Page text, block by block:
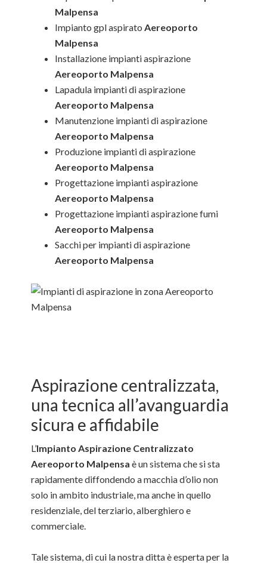
Malpensa
Impianto gpl aspirato Aereoporto
Malpensa
Installazione impianti aspirazione
Aereoporto Malpensa
Lapadula impianti di aspirazione
Aereoporto Malpensa
Manutenzione impianti di aspirazione
Aereoporto Malpensa
Produzione impianti di aspirazione
Aereoporto Malpensa
Progettazione impianti aspirazione
Aereoporto Malpensa
Progettazione impianti aspirazione fumi
Aereoporto Malpensa
Sacchi per impianti di aspirazione
Aereoporto Malpensa
Aspirazione centralizzata,
una tecnica all’avanguardia
sicura e affidabile
L’Impianto Aspirazione Centralizzato
Aereoporto Malpensa è un sistema che si sta
rapidamente diffondendo a macchia d’olio non
solo in ambito industriale, ma anche in quello
residenziale, del terziario, alberghiero e
commerciale.
Tale sistema, di cui la nostra ditta è esperta per la